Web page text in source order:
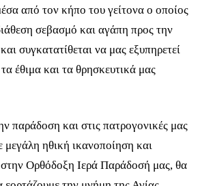
από τον κήπο του γείτονα o οποίος
σεβασμό και αγάπη προς την
συγκατατίθεται να μας εξυπηρετεί
έθιμα και τα θρησκευτικά μας
παράδοση και στις πατρογονικές μας
μεγάλη ηθική ικανοποίηση και
Ορθόδοξη Ιερά Παράδοσή μας, θα